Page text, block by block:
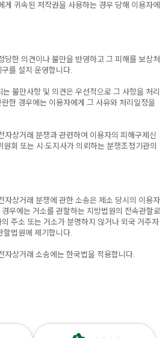
귀속된 저작권을 사용하는 경우 당해 이용자에
한 의견이나 불만을 반영하고 그 피해를 보상처
를 설치·운영합니다.
불만사항 및 의견은 우선적으로 그 사항을 처리
한 경우에는 이용자에게 그 사유와 처리일정을
상거래 분쟁과 관련하여 이용자의 피해구제신
회 또는 시·도지사가 의뢰하는 분쟁조정기관의
자상거래 분쟁에 관한 소송은 제소 당시의 이용자
우에는 거소를 관할하는 지방법원의 전속관할로
주소 또는 거소가 분명하지 않거나 외국 거주자
할법원에 제기합니다.
자상거래 소송에는 한국법을 적용합니다.